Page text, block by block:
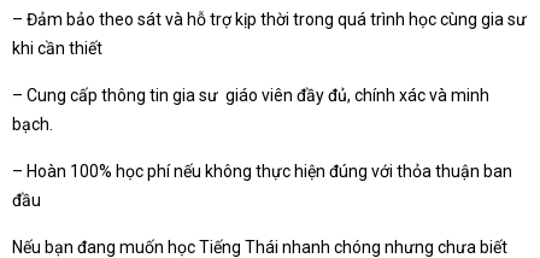
– Đảm bảo theo sát và hỗ trợ kịp thời trong quá trình học cùng gia sư
khi cần thiết
– Cung cấp thông tin gia sư giáo viên đầy đủ, chính xác và minh
bạch.
– Hoàn 100% học phí nếu không thực hiện đúng với thỏa thuận ban
đầu
Nếu bạn đang muốn học Tiếng Thái nhanh chóng nhưng chưa biết